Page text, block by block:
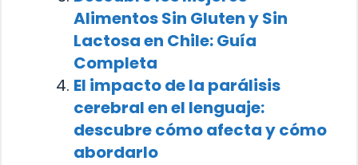
Alimentos Sin Gluten y Sin
Lactosa en Chile: Guía
Completa
El impacto de la parálisis
cerebral en el lenguaje:
descubre cómo afecta y cómo
abordarlo